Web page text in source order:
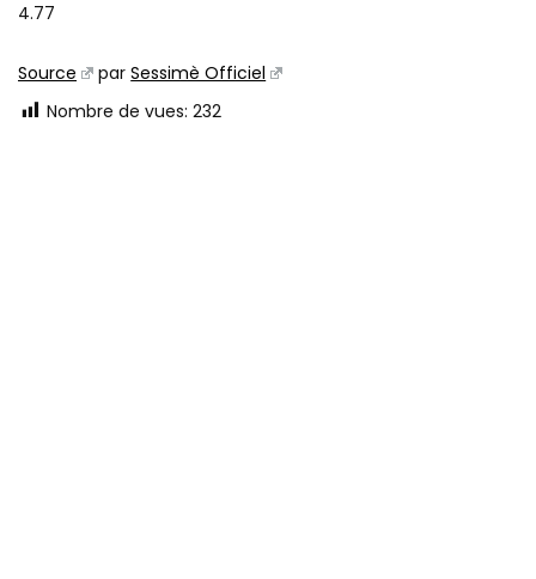
4.77
Source parSessimè Officiel
Nombre de vues: 232